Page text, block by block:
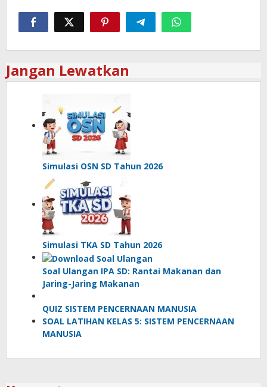
Jangan Lewatkan
Simulasi OSN SD Tahun 2026
Simulasi TKA SD Tahun 2026
Soal Ulangan IPA SD: Rantai Makanan dan
Jaring-Jaring Makanan
QUIZ SISTEM PENCERNAAN MANUSIA
SOAL LATIHAN KELAS 5: SISTEM PENCERNAAN
MANUSIA